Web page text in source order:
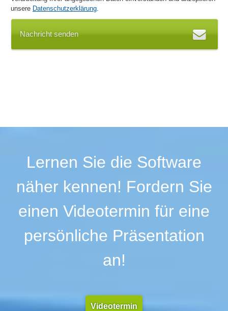
unsere Datenschutzerklärung.
Nachricht senden
Lernen Sie die Software
näher kennen! Fordern Sie
einen Videotermin für eine
persönliche Präsentation
an!
Videotermin